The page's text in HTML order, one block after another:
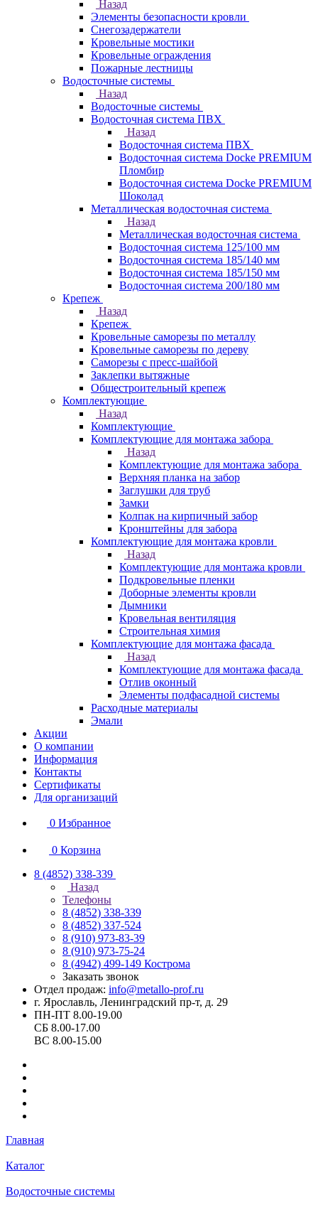
Назад
Элементы безопасности кровли
Снегозадержатели
Кровельные мостики
Кровельные ограждения
Пожарные лестницы
Водосточные системы
Назад
Водосточные системы
Водосточная система ПВХ
Назад
Водосточная система ПВХ
Водосточная система Docke PREMIUM
Пломбир
Водосточная система Docke PREMIUM
Шоколад
Металлическая водосточная система
Назад
Металлическая водосточная система
Водосточная система 125/100 мм
Водосточная система 185/140 мм
Водосточная система 185/150 мм
Водосточная система 200/180 мм
Крепеж
Назад
Крепеж
Кровельные саморезы по металлу
Кровельные саморезы по дереву
Саморезы с пресс-шайбой
Заклепки вытяжные
Общестроительный крепеж
Комплектующие
Назад
Комплектующие
Комплектующие для монтажа забора
Назад
Комплектующие для монтажа забора
Верхняя планка на забор
Заглушки для труб
Замки
Колпак на кирпичный забор
Кронштейны для забора
Комплектующие для монтажа кровли
Назад
Комплектующие для монтажа кровли
Подкровельные пленки
Доборные элементы кровли
Дымники
Кровельная вентиляция
Строительная химия
Комплектующие для монтажа фасада
Назад
Комплектующие для монтажа фасада
Отлив оконный
Элементы подфасадной системы
Расходные материалы
Эмали
Акции
О компании
Информация
Контакты
Сертификаты
Для организаций
0 Избранное
0 Корзина
8 (4852) 338-339
Назад
Телефоны
8 (4852) 338-339
8 (4852) 337-524
8 (910) 973-83-39
8 (910) 973-75-24
8 (4942) 499-149 Кострома
Заказать звонок
Отдел продаж: info@metallo-prof.ru
г. Ярославль, Ленинградский пр-т, д. 29
ПН-ПТ 8.00-19.00
СБ 8.00-17.00
ВС 8.00-15.00
Главная
Каталог
Водосточные системы